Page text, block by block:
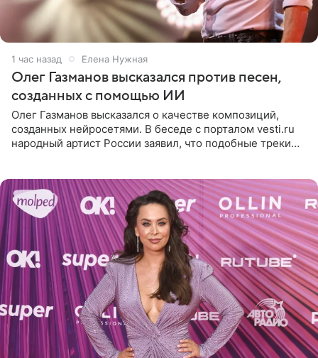
1 час назад Елена Нужная
Олег Газманов высказался против песен,
созданных с помощью ИИ
Олег Газманов высказался о качестве композиций,
созданных нейросетями. В беседе с порталом vesti.ru
народный артист России заявил, что подобные треки